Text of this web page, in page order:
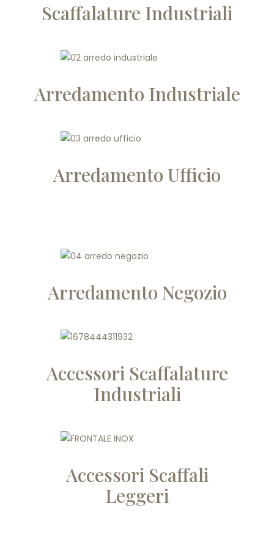
Scaffalature Industriali
Arredamento Industriale
Arredamento Ufficio
Arredamento Negozio
Accessori Scaffalature
Industriali
Accessori Scaffali
Leggeri